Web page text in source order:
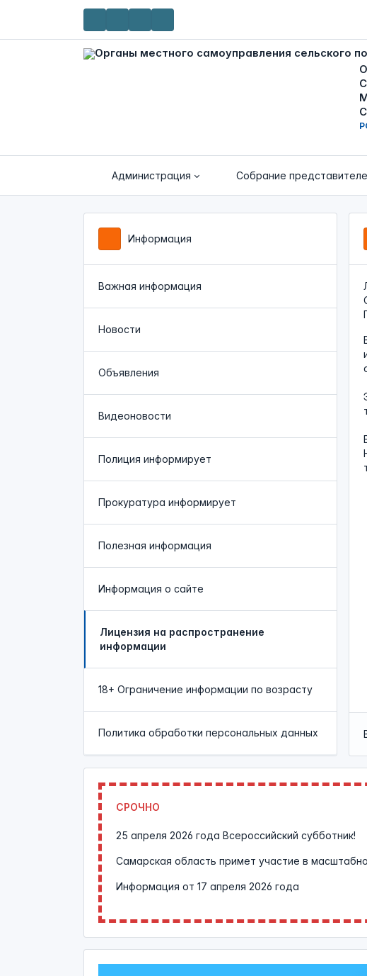
Администрация Собрание
Информация
Важная информация
Новости
Объявления
Видеоновости
Полиция информирует
Прокуратура информирует
Полезная информация
Информация о сайте
Лицензия на распространение
информации
18+ Ограничение информации по возрасту
Политика обработки персональных данных
СРОЧНО
25 апреля 2026 года Всероссийский субботник!
Самарская область примет участие в
Информация от 17 апреля 2026 года